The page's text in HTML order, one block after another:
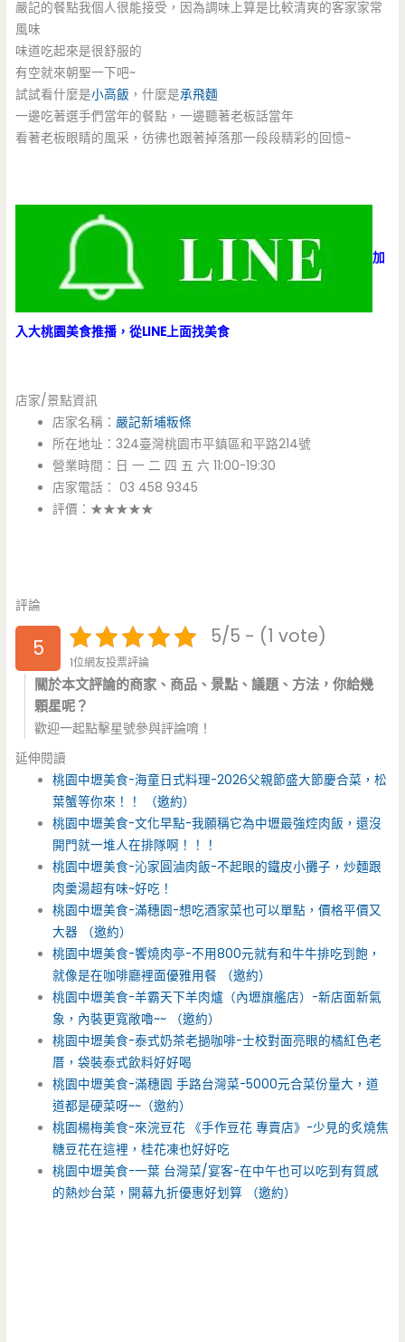
嚴記的餐點我個人很能接受，因為調味上算是比較清爽的客家家常
風味
味道吃起來是很舒服的
有空就來朝聖一下吧~
試試看什麼是小高飯 ，什麼是承飛麵
一邊吃著選手們當年的餐點，一邊聽著老板話當年
看著老板眼睛的風采，彷彿也跟著掉落那一段段精彩的回憶~
加
入大桃園美食推播，從LINE上面找美食
店家/景點資訊
店家名稱： 嚴記新埔粄條
所在地址：324臺灣桃園市平鎮區和平路214號
營業時間：日 一 二 四 五 六 11:00-19:30
店家電話： 03 458 9345
評價：★★★★★
評論
5 5/5 - (1 vote)
1位網友投票評論
關於本文評論的商家、商品、景點、議題、方法，你給幾
顆星呢？
歡迎一起點擊星號參與評論唷！
延伸閱讀
桃園中壢美食-海童日式料理-2026父親節盛大節慶合菜，松
葉蟹等你來！！ （邀約）
桃園中壢美食-文化早點-我願稱它為中壢最強焢肉飯，還沒
開門就一堆人在排隊啊！！！
桃園中壢美食-沁家圓滷肉飯-不起眼的鐵皮小攤子，炒麵跟
肉羹湯超有味~好吃！
桃園中壢美食-滿穗園-想吃酒家菜也可以單點，價格平價又
大器 （邀約）
桃園中壢美食-饗燒肉亭-不用800元就有和牛牛排吃到飽，
就像是在咖啡廳裡面優雅用餐 （邀約）
桃園中壢美食-羊霸天下羊肉爐（內壢旗艦店）-新店面新氣
象，內裝更寬敞嚕~~ （邀約）
桃園中壢美食-泰式奶茶老撾咖啡-士校對面亮眼的橘紅色老
厝，袋裝泰式飲料好好喝
桃園中壢美食-滿穗園 手路台灣菜-5000元合菜份量大，道
道都是硬菜呀~~（邀約）
桃園楊梅美食-來浣豆花 《手作豆花 專賣店》-少見的炙燒焦
糖豆花在這裡，桂花凍也好好吃
桃園中壢美食-一葉 台灣菜/宴客-在中午也可以吃到有質感
的熱炒台菜，開幕九折優惠好划算 （邀約）